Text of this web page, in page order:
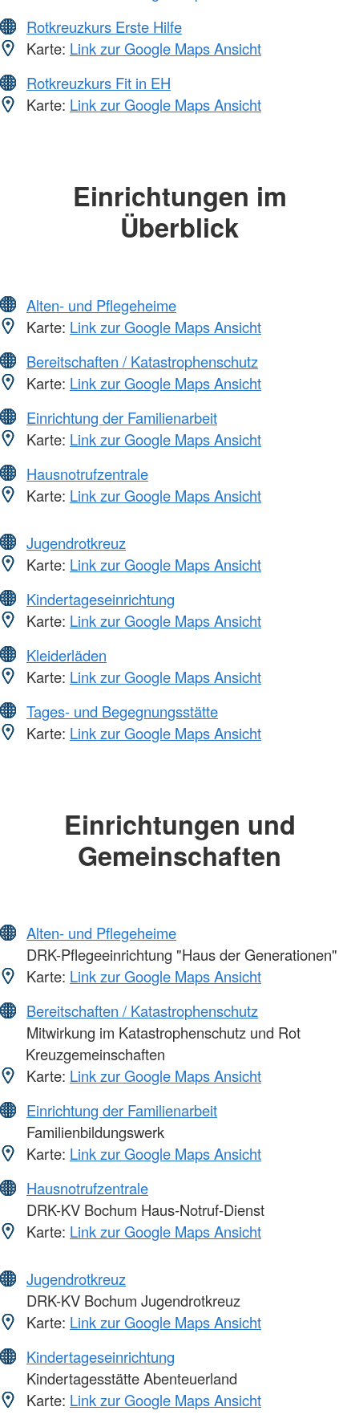
Rotkreuzkurs Erste Hilfe
Karte: Link zur Google Maps Ansicht
Rotkreuzkurs Fit in EH
Karte: Link zur Google Maps Ansicht
Einrichtungen im
Überblick
Alten- und Pflegeheime
Karte: Link zur Google Maps Ansicht
Bereitschaften / Katastrophenschutz
Karte: Link zur Google Maps Ansicht
Einrichtung der Familienarbeit
Karte: Link zur Google Maps Ansicht
Hausnotrufzentrale
Karte: Link zur Google Maps Ansicht
Jugendrotkreuz
Karte: Link zur Google Maps Ansicht
Kindertageseinrichtung
Karte: Link zur Google Maps Ansicht
Kleiderläden
Karte: Link zur Google Maps Ansicht
Tages- und Begegnungsstätte
Karte: Link zur Google Maps Ansicht
Einrichtungen und
Gemeinschaften
Alten- und Pflegeheime
DRK-Pflegeeinrichtung "Haus der Generationen"
Karte: Link zur Google Maps Ansicht
Bereitschaften / Katastrophenschutz
Mitwirkung im Katastrophenschutz und Rot
Kreuzgemeinschaften
Karte: Link zur Google Maps Ansicht
Einrichtung der Familienarbeit
Familienbildungswerk
Karte: Link zur Google Maps Ansicht
Hausnotrufzentrale
DRK-KV Bochum Haus-Notruf-Dienst
Karte: Link zur Google Maps Ansicht
Jugendrotkreuz
DRK-KV Bochum Jugendrotkreuz
Karte: Link zur Google Maps Ansicht
Kindertageseinrichtung
Kindertagesstätte Abenteuerland
Karte: Link zur Google Maps Ansicht